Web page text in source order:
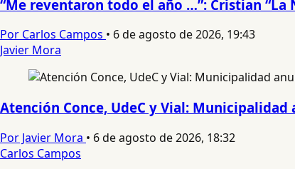
“Me reventaron todo el año …”: Cristian
Por Carlos Campos • 6 de agosto de 2026, 19:43
Javier Mora
Atención Conce, UdeC y Vial: Municipalidad
Por Javier Mora • 6 de agosto de 2026, 18:32
Carlos Campos